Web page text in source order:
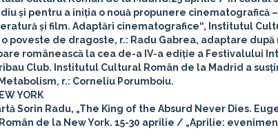
și pentru a iniția o nouă propunere cinematografică
și film. Adaptări cinematografice“, Institutul
poveste de dragoste, r.: Radu Gabrea, adaptare
românească la cea de-a IV-a ediție a Festivalului
Club. Institutul Cultural Român de la Madrid a
r.: Corneliu Porumboiu.
YORK
Sorin Radu, „The King of the Absurd Never Dies.
de la New York. 15-30 aprilie / „Aprilie: